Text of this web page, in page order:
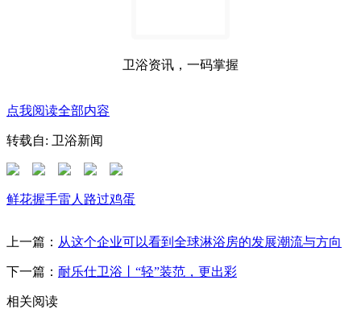
卫浴资讯，一码掌握
点我阅读全部内容
转载自: 卫浴新闻
鲜花握手雷人 路过鸡蛋
上一篇： 从这个企业可以看到全球淋浴房的发展潮流与方向
下一篇： 耐乐仕卫浴丨“轻”装范，更出彩
相关阅读